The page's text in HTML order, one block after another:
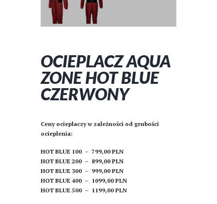
OCIEPLACZ AQUA
ZONE HOT BLUE
CZERWONY
Ceny ocieplaczy w zależności od grubości
ocieplenia:
HOT BLUE 100 – 799,00 PLN
HOT BLUE 200 – 899,00 PLN
HOT BLUE 300 – 999,00 PLN
HOT BLUE 400 – 1099,00 PLN
HOT BLUE 500 – 1199,00 PLN